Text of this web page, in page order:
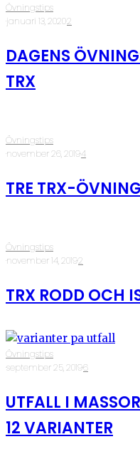
Övningstips
·januari 13, 2020·2
DAGENS
TRX
Övningstips
·november 26, 2019·4
TRE TRX-
Övningstips
·november 14, 2019·2
TRX RODD OCH
Övningstips
·september 25, 2019·6
UTFALL I
12 VARIANTER